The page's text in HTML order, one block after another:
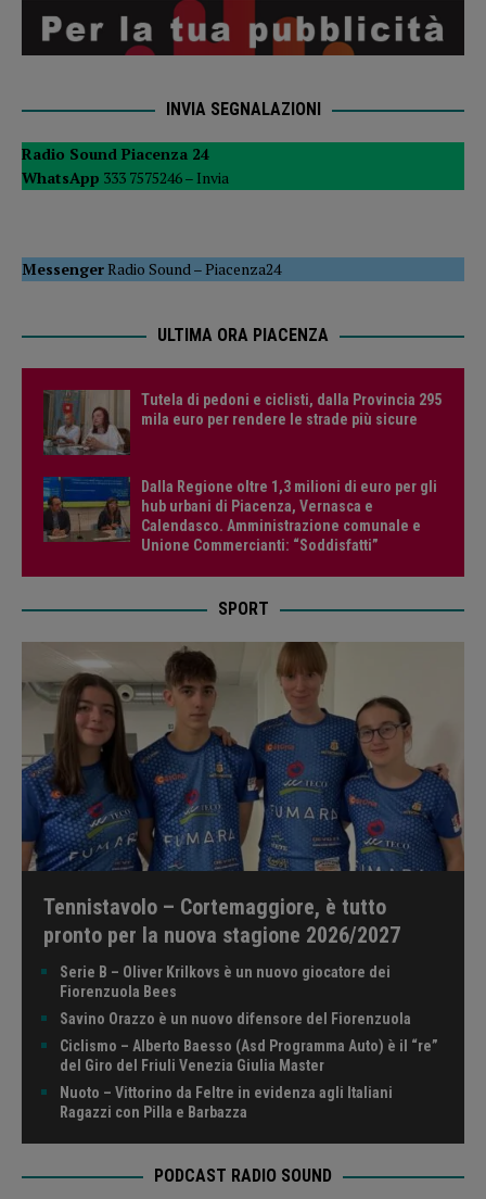
INVIA SEGNALAZIONI
Radio Sound Piacenza 24
WhatsApp 333 7575246 – Invia
MessengerRadio Sound –Piacenza24
ULTIMA ORA PIACENZA
Tutela di pedoni e ciclisti, dalla Provincia 295
mila euro per rendere le strade più sicure
Dalla Regione oltre 1,3 milioni di euro per gli
hub urbani di Piacenza, Vernasca e
Calendasco. Amministrazione comunale e
Unione Commercianti: “Soddisfatti”
SPORT
Tennistavolo – Cortemaggiore, è tutto
pronto per la nuova stagione 2026/2027
Serie B – Oliver Krilkovs è un nuovo giocatore dei
Fiorenzuola Bees
Savino Orazzo è un nuovo difensore del Fiorenzuola
Ciclismo – Alberto Baesso (Asd Programma Auto) è il “re”
del Giro del Friuli Venezia Giulia Master
Nuoto – Vittorino da Feltre in evidenza agli Italiani
Ragazzi con Pilla e Barbazza
PODCAST RADIO SOUND